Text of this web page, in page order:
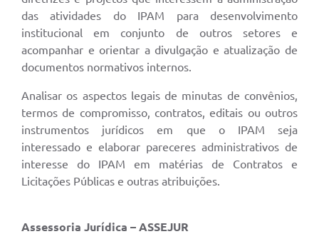
das atividades do IPAM para desenvolvimento
institucional em conjunto de outros setores e
acompanhar e orientar a divulgação e atualização de
documentos normativos internos.
Analisar os aspectos legais de minutas de convênios,
termos de compromisso, contratos, editais ou outros
instrumentos jurídicos em que o IPAM seja
interessado e elaborar pareceres administrativos de
interesse do IPAM em matérias de Contratos e
Licitações Públicas e outras atribuições.
Assessoria Jurídica – ASSEJUR